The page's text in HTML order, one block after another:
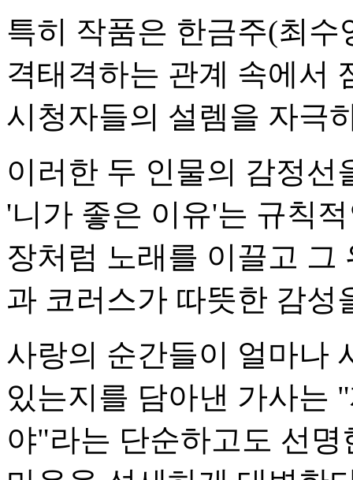
특히 작품은 한금주(최
격태격하는 관계 속에서
시청자들의 설렘을 자극
이러한 두 인물의 감정선
'니가 좋은 이유'는 규칙
장처럼 노래를 이끌고 그
과 코러스가 따뜻한 감성
사랑의 순간들이 얼마나
있는지를 담아낸 가사는
야"라는 단순하고도 선